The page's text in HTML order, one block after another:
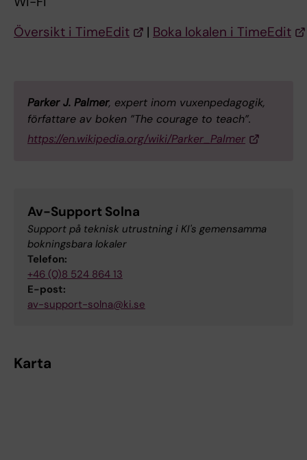
Översikt i TimeEdit
| Boka lokalen i TimeEdit
Parker J. Palmer, expert inom vuxenpedagogik,
författare av boken ”The courage to teach”.
https://en.wikipedia.org/wiki/Parker_Palmer
Av-Support Solna
Support på teknisk utrustning i KI's gemensamma
bokningsbara lokaler
Telefon:
+46 (0)8 524 864 13
E-post:
av-support-solna@ki.se
Karta